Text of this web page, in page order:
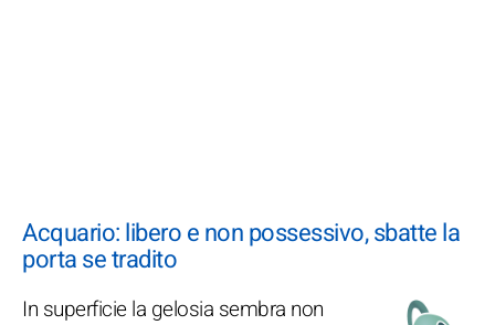
Acquario: libero e non possessivo, sbatte la
porta se tradito
In superficie la gelosia sembra non